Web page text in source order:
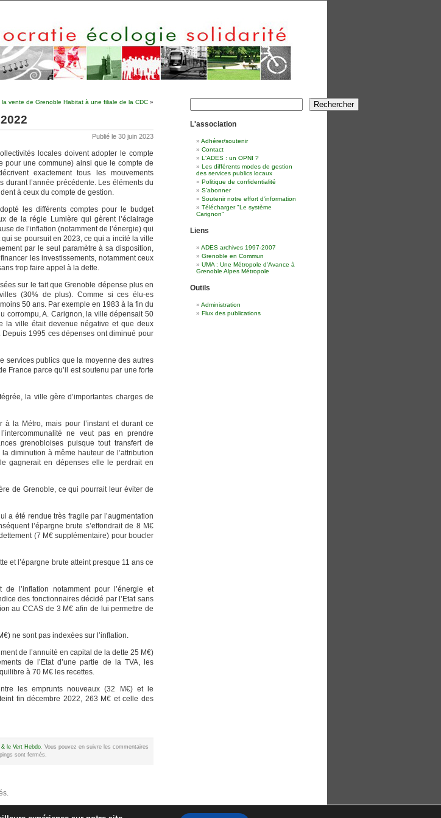
vente de Grenoble Habitat à une filiale de la CDC »
Publié le 30 juin 2023
locales doivent adopter le compte
pour une commune) ainsi que le compte de
exactement tous les mouvements
durant l’année précédente. Les éléments du
à ceux du compte de gestion.
les différents comptes pour le budget
de la régie Lumière qui gèrent l’éclairage
de l’inflation (notamment de l’énergie) qui
se poursuit en 2023, ce qui a incité la ville
par le seul paramètre à sa disposition,
les investissements, notamment ceux
trop faire appel à la dette.
sur le fait que Grenoble dépense plus en
(30% de plus). Comme si ces élu-es
50 ans. Par exemple en 1983 à la fin du
corrompu, A. Carignon, la ville dépensait 50
la ville était devenue négative et que deux
1995 ces dépenses ont diminué pour
services publics que la moyenne des autres
France parce qu’il est soutenu par une forte
la ville gère d’importantes charges de
à la Métro, mais pour l’instant et durant ce
ne veut pas en prendre
grenobloises puisque tout transfert de
diminution à même hauteur de l’attribution
gagnerait en dépenses elle le perdrait en
de Grenoble, ce qui pourrait leur éviter de
a été rendue très fragile par l’augmentation
l’épargne brute s’effondrait de 8 M€
(7 M€ supplémentaire) pour boucler
et l’épargne brute atteint presque 11 ans ce
de l’inflation notamment pour l’énergie et
des fonctionnaires décidé par l’Etat sans
au CCAS de 3 M€ afin de lui permettre de
ne sont pas indexées sur l’inflation.
de l’annuité en capital de la dette 25 M€)
de l’Etat d’une partie de la TVA, les
à 70 M€ les recettes.
les emprunts nouveaux (32 M€) et le
fin décembre 2022, 263 M€ et celle des
& le Vert Hebdo. Vous pouvez en suivre les commentaires
sont fermés.
Rechercher Rechercher
L'association
Adhérer/soutenir
Contact
L'ADES : un OPNI ?
Les différents modes de gestion
des services publics locaux
Politique de confidentialité
S'abonner
Soutenir notre effort d'information
Télécharger "Le système
Carignon"
Liens
ADES archives 1997-2007
Grenoble en Commun
UMA : Une Métropole d'Avance à
Grenoble Alpes Métropole
Outils
Administration
Flux des publications